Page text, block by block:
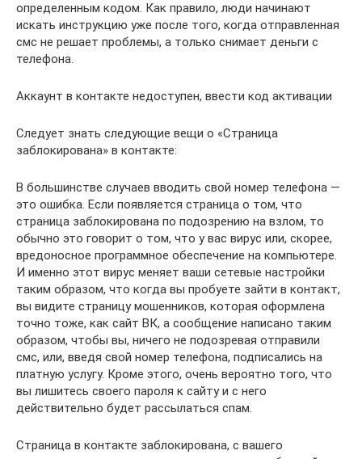
определенным кодом. Как правило, люди начинают
искать инструкцию уже после того, когда отправленная
смс не решает проблемы, а только снимает деньги с
телефона.
Аккаунт в контакте недоступен, ввести код активации
Следует знать следующие вещи о «Страница
заблокирована» в контакте:
В большинстве случаев вводить свой номер телефона —
это ошибка. Если появляется страница о том, что
страница заблокирована по подозрению на взлом, то
обычно это говорит о том, что у вас вирус или, скорее,
вредоносное программное обеспечение на компьютере.
И именно этот вирус меняет ваши сетевые настройки
таким образом, что когда вы пробуете зайти в контакт,
вы видите страницу мошенников, которая оформлена
точно тоже, как сайт ВК, а сообщение написано таким
образом, чтобы вы, ничего не подозревая отправили
смс, или, введя свой номер телефона, подписались на
платную услугу. Кроме этого, очень вероятно того, что
вы лишитесь своего пароля к сайту и с него
действительно будет рассылаться спам.
Страница в контакте заблокирована, с вашего